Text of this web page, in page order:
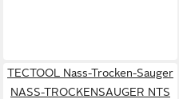
TECTOOL Nass-Trocken-Sauger
NASS-TROCKENSAUGER NTS